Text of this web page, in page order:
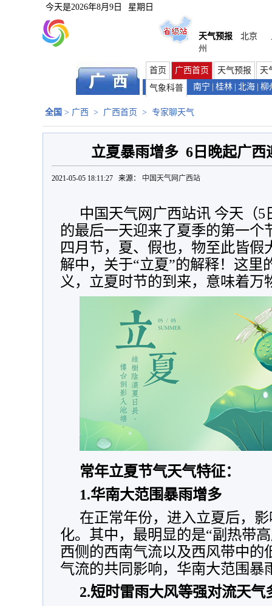
今天是2026年8月9日 星期日
天气预报 北京
州
首页 广西首页 天气预报
天
气象科普
南宁 桂林 北海 柳
全国 > 广西 > 广西首页 > 专家聊天气
立夏暴雨增多 6日晚起广西
2021-05-05 18:11:27 来源： 中国天气网广西站
中国天气网广西站讯 今天（5
的最后一天迎来了夏季的第一
四月节，夏、假也，物至此皆假
解中，关于“立夏”的解释！这里
义，立夏时节的到来，意味着万
常年立夏节气天气特征：
1.华南大范围暴雨增多
在正常年份，进入立夏后，
化。其中，最明显的是“副热带
西侧的西南气流以及西风带中的
气流的共同影响，华南大范围暴
2.短时雷雨大风等强对流天气